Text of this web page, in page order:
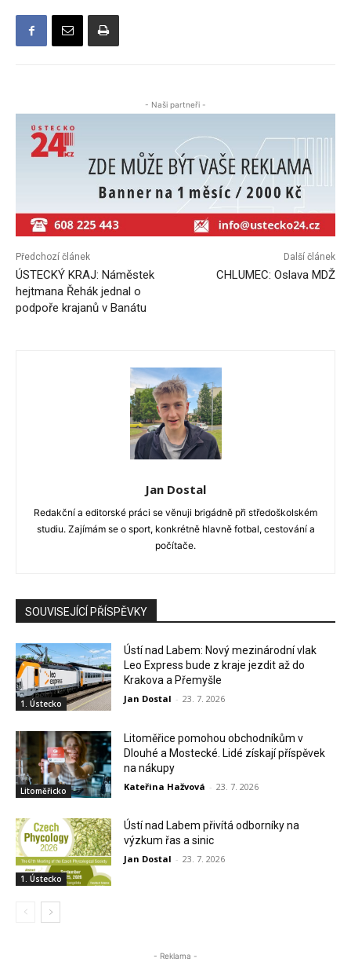
- Naši partneři -
Předchozí článek
ÚSTECKÝ KRAJ: Náměstek
hejtmana Řehák jednal o
podpoře krajanů v Banátu
Další článek
CHLUMEC: Oslava MDŽ
Jan Dostal
Redakční a editorské práci se věnuji brigádně při středoškolském
studiu. Zajímám se o sport, konkrétně hlavně fotbal, cestování a
počítače.
SOUVISEJÍCÍ PŘÍSPĚVKY
1. Ústecko
Ústí nad Labem: Nový mezinárodní vlak
Leo Express bude z kraje jezdit až do
Krakova a Přemyšle
Jan Dostal - 23. 7. 2026
Litoměřicko
Litoměřice pomohou obchodníkům v
Dlouhé a Mostecké. Lidé získají příspěvek
na nákupy
Kateřina Hažvová - 23. 7. 2026
1. Ústecko
Ústí nad Labem přivítá odborníky na
výzkum řas a sinic
Jan Dostal - 23. 7. 2026
- Reklama -